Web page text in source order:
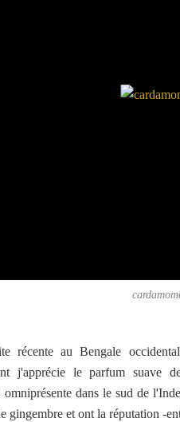
récente au Bengale
j'apprécie le parfum suave
omniprésente dans le sud de
gingembre et ont la réputation -